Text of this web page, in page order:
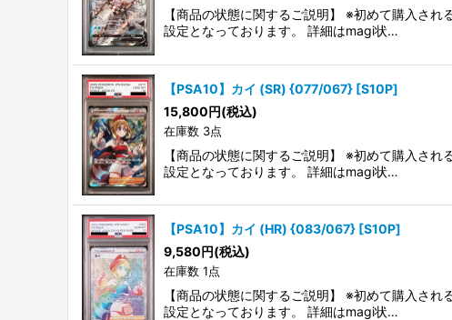
【商品の状態に関するご説明】 ※初めて購入さ
設定となっております。 詳細はmagi状…
【PSA10】カイ (SR) {077/067} [S10P]
15,800円(税込)
在庫数 3点
【商品の状態に関するご説明】 ※初めて購入さ
設定となっております。 詳細はmagi状…
【PSA10】カイ (HR) {083/067} [S10P]
9,580円(税込)
在庫数 1点
【商品の状態に関するご説明】 ※初めて購入さ
設定となっております。 詳細はmagi状…